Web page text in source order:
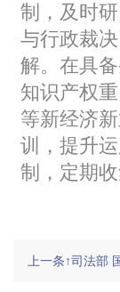
制，及时
与行政裁
解。在具
知识产权
等新经济
训，提升
制，定期
上一条↑司法部